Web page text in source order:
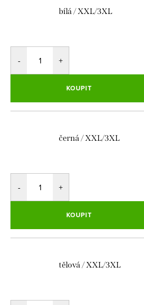
bílá / XXL/3XL
KOUPIT
černá / XXL/3XL
KOUPIT
tělová / XXL/3XL